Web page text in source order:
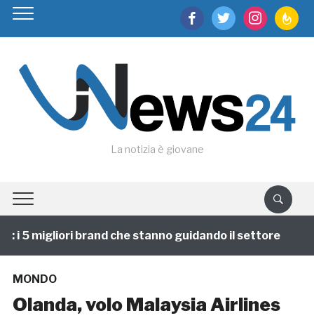
facebooktwitter instagram
La notizia è giovane
5 migliori brand che stanno guidando il settore
MONDO
Olanda, volo Malaysia Airlines